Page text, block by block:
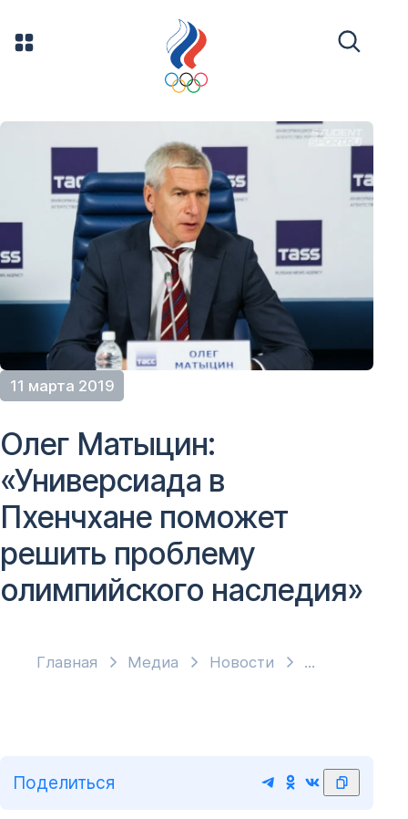
11 марта 2019
Главная Медиа Новости
Олег Матыцин:
«Универсиада в
Пхенчхане поможет
решить проблему
олимпийского наследия»
Поделиться